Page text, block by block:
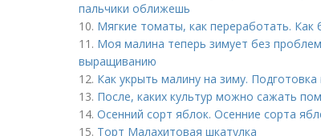
пальчики оближешь
10. Мягкие томаты, как переработать.
11. Моя малина теперь зимует без
выращиванию
12. Как укрыть малину на зиму.
13. После, каких культур можно сажать
14. Осенний сорт яблок. Осенние сорта
15. Торт Малахитовая шкатулка